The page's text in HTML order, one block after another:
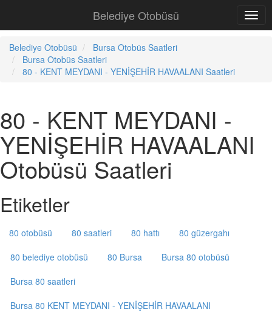
Belediye Otobüsü
Belediye Otobüsü
Bursa Otobüs Saatleri
Bursa Otobüs Saatleri
80 - KENT MEYDANI - YENİŞEHİR HAVAALANI Saatleri
80 - KENT MEYDANI -
YENİŞEHİR HAVAALANI
Otobüsü Saatleri
Etiketler
80 otobüsü 80 saatleri 80 hattı
80 güzergahı
80 belediye otobüsü
80 Bursa
Bursa 80 otobüsü
Bursa 80 saatleri
Bursa 80 KENT MEYDANI - YENİŞEHİR HAVAALANI